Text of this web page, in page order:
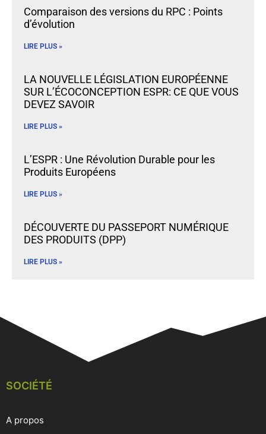
Comparaison des versions du RPC : Points
d’évolution
LIRE PLUS »
LA NOUVELLE LÉGISLATION EUROPÉENNE
SUR L’ÉCOCONCEPTION ESPR: CE QUE VOUS
DEVEZ SAVOIR
LIRE PLUS »
L’ESPR : Une Révolution Durable pour les
Produits Européens
LIRE PLUS »
DÉCOUVERTE DU PASSEPORT NUMÉRIQUE
DES PRODUITS (DPP)
LIRE PLUS »
SOCIÉTÉ
A propos